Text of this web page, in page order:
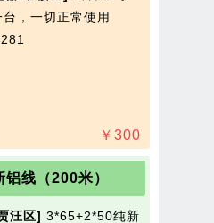
，一切正常使用​‌‌
￥ 300
线（200米）
汪区] 3*65+2*50纯新